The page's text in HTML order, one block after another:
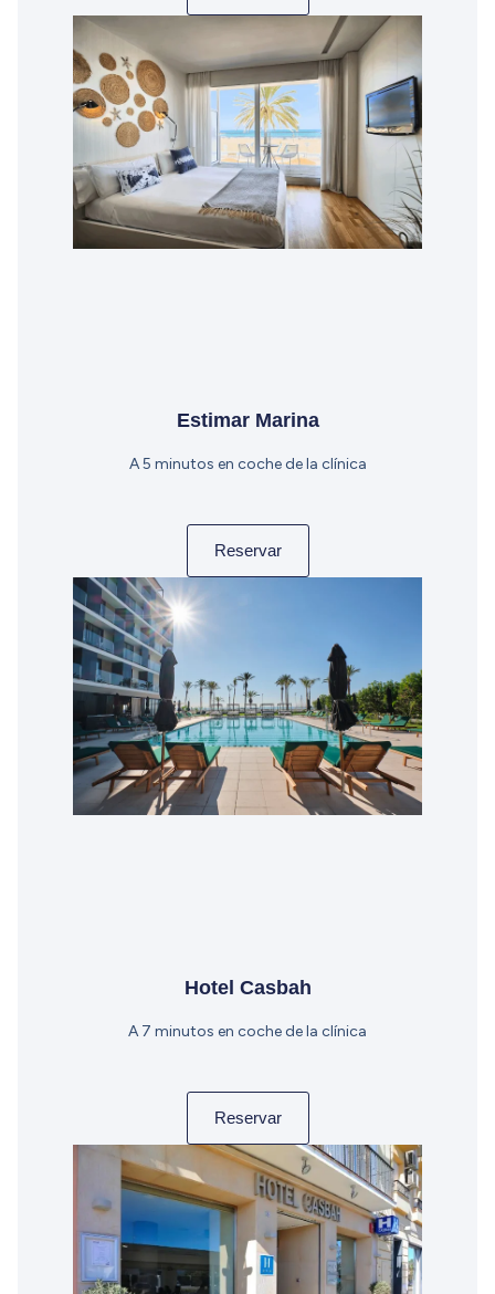
Estimar Marina
A 5 minutos en coche de la clínica
Reservar
Hotel Casbah
A 7 minutos en coche de la clínica
Reservar